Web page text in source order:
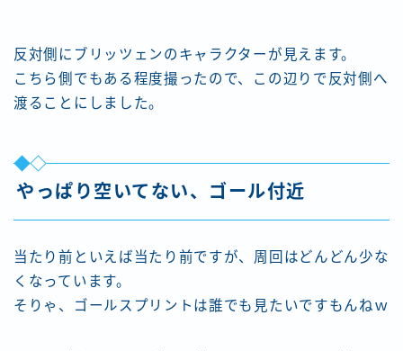
反対側にブリッツェンのキャラクターが見えます。
こちら側でもある程度撮ったので、この辺りで反対側へ
渡ることにしました。
やっぱり空いてない、ゴール付近
当たり前といえば当たり前ですが、周回はどんどん少な
くなっています。
そりゃ、ゴールスプリントは誰でも見たいですもんねｗ